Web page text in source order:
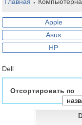
Apple
Asus
HP
Dell
Отсортировать по